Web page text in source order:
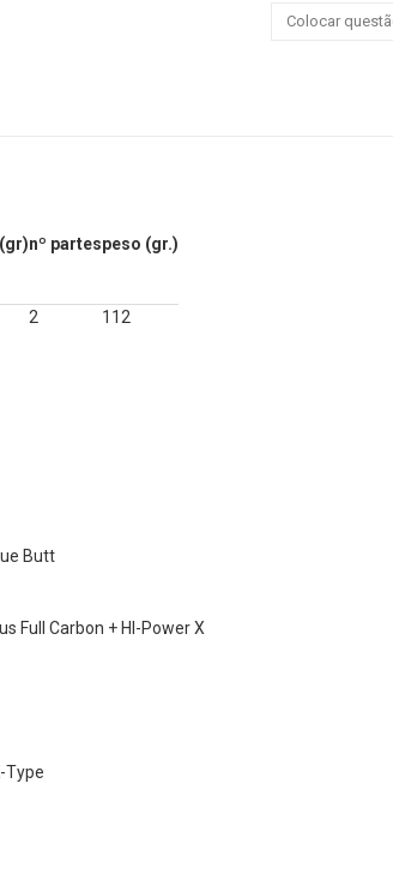
Colocar
nº partespeso (gr.)
2 112
Butt
Full Carbon + HI-Power X
Type